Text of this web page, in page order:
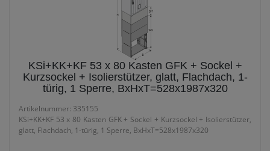
KSi+KK+KF 53 x 80 Kasten GFK + Sockel +
Kurzsockel + Isolierstützer, glatt, Flachdach, 1-
türig, 1 Sperre, BxHxT=528x1987x320
Artikelnummer: 335155
KSi+KK+KF 53 x 80 Kasten GFK + Sockel + Kurzsockel + Isolierstützer,
glatt, Flachdach, 1-türig, 1 Sperre, BxHxT=528x1987x320